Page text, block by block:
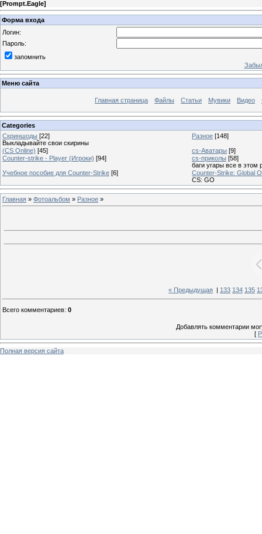
[Prompt.Eagle]
Форма входа
Логин:
Пароль:
запомнить
Меню сайта
Главная страница Файлы Статьи Мувики Видео
Categories
Скриншоды [22]
Выкладывайте свои скирины
Разное [148]
(CS Online) [45] cs-Аватары [9]
Counter-strike - Player (Игроки) [94] cs-приколы [58]
баги угары все в этом
Учебное пособие для Counter-Strike [6]
Counter-Strike: Global
CS: GO
Главная » Фотоальбом » Разное »
« Предыдущая 133 134 135
Всего комментариев: 0
Добавлять комментарии
[
Полная версия сайта